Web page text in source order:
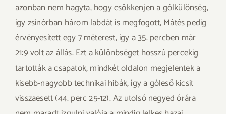
azonban nem hagyta, hogy csökkenjen a gólkülönség,
így zsinórban három labdát is megfogott, Mátés pedig
érvényesített egy 7 méterest, így a 35. percben már
21:9 volt az állás. Ezt a különbséget hosszú percekig
tartották a csapatok, mindkét oldalon megjelentek a
kisebb-nagyobb technikai hibák, így a góleső kicsit
visszaesett (44. perc 25-12). Az utolsó negyed órára